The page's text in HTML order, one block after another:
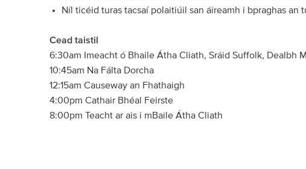
Níl ticéid turas tacsaí polaitiúil san áireamh i bpraghas an
Cead taistil
6:30am Imeacht ó Bhaile Átha Cliath, Sráid Suffolk, Dealbh
10:45am Na Fálta Dorcha
12:15am Causeway an Fhathaigh
4:00pm Cathair Bhéal Feirste
8:00pm Teacht ar ais i mBaile Átha Cliath